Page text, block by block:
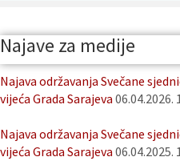
Najave za medije
Najava održavanja Svečane
vijeća Grada Sarajeva 06.04.2026.
Najava održavanja Svečane
vijeća Grada Sarajeva 06.04.2025.